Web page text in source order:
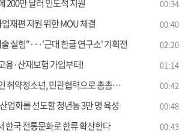
200만 달러 인도적 지원 00:34
재편 지원 위한 MOU 체결 00:40
실험"···'근대 한글 연구소' 기획전 02:20
용·산재보험 가입부터! 01:14
청소년, 민관협력으로 촘촘하게 지원 00:42
업화를 선도할 청년농 3만 명 육성 00:48
한국 전통문화로 한류 확산한다 00:43